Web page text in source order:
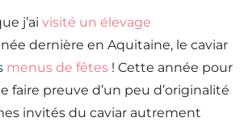
j’ai visité un élevage
dernière en Aquitaine, le caviar
menus de fêtes ! Cette année pour
faire preuve d’un peu d’originalité
invités du caviar autrement